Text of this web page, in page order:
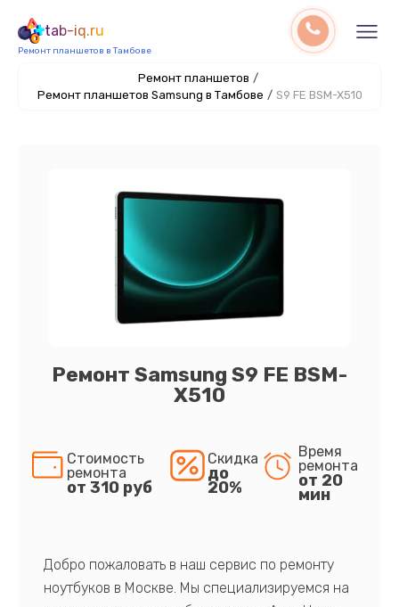
tab-iq.ru
Ремонт планшетов в Тамбове
Ремонт планшетов /
Ремонт планшетов Samsung в Тамбове / S9 FE BSM-X510
Ремонт Samsung S9 FE BSM-
X510
Стоимость
ремонта
от 310 руб
Скидка
до
20%
Время
ремонта
от 20
мин
Добро пожаловать в наш сервис по ремонту
ноутбуков в Москве. Мы специализируемся на